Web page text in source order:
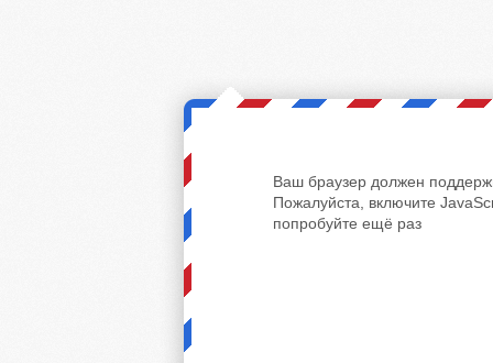
Ваш браузер должен
Пожалуйста, включите
попробуйте ещё раз